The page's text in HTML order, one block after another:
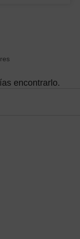
encontrarlo.